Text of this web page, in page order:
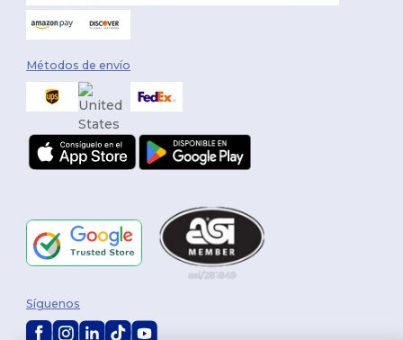
Métodos de envío
Síguenos